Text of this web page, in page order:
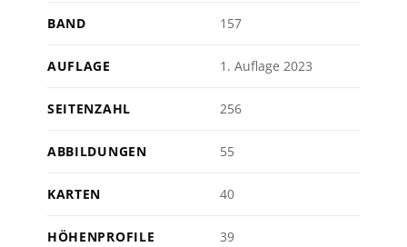
BAND 157
AUFLAGE 1. Auflage 2023
SEITENZAHL 256
ABBILDUNGEN 55
KARTEN 40
HÖHENPROFILE 39